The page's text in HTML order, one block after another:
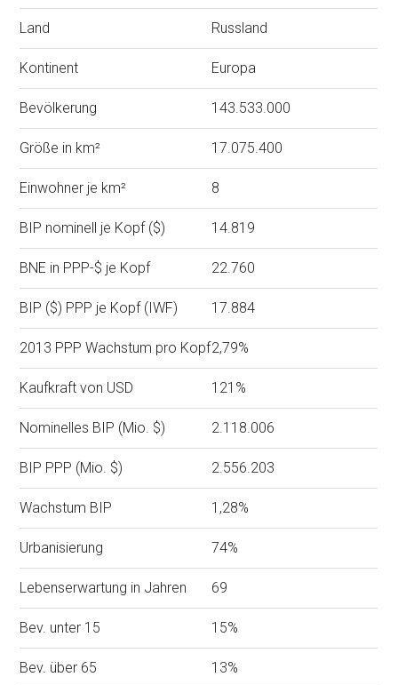
Land Russland
Kontinent Europa
Bevölkerung 143.533.000
Größe in km² 17.075.400
Einwohner je km² 8
BIP nominell je Kopf ($) 14.819
BNE in PPP-$ je Kopf 22.760
BIP ($) PPP je Kopf (IWF) 17.884
2013 PPP Wachstum pro Kopf2,79%
Kaufkraft von USD 121%
Nominelles BIP (Mio. $) 2.118.006
BIP PPP (Mio. $) 2.556.203
Wachstum BIP 1,28%
Urbanisierung 74%
Lebenserwartung in Jahren 69
Bev. unter 15 15%
Bev. über 65 13%